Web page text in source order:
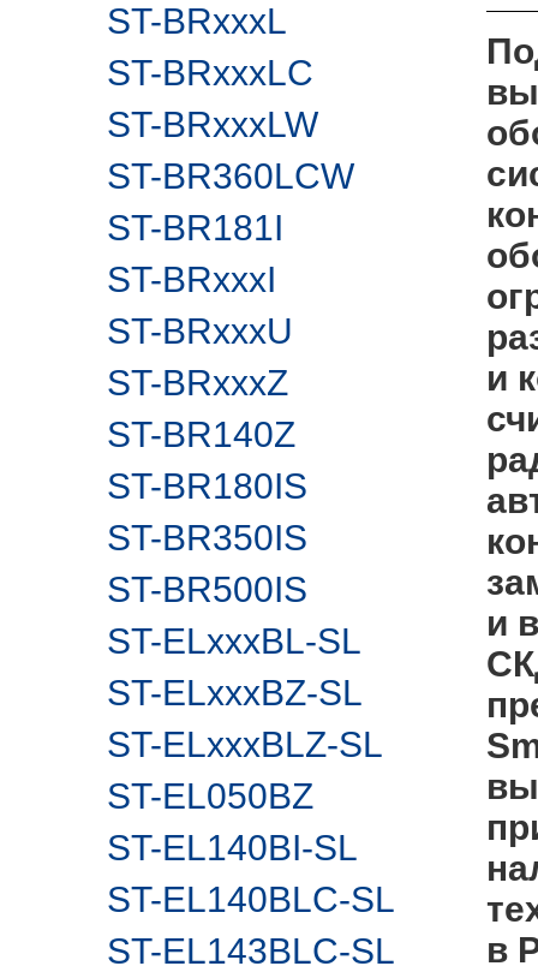
ST-BRxxxL
ST-BRxxxLC
ST-BRxxxLW
ST-BR360LCW
ST-BR181I
ST-BRxxxI
ST-BRxxxU
ST-BRxxxZ
ST-BR140Z
ST-BR180IS
ST-BR350IS
ST-BR500IS
ST-ELхххBL-SL
ST-ELхххBZ-SL
ST-ELхххBLZ-SL
ST-EL050BZ
ST-EL140BI-SL
ST-EL140BLC-SL
ST-EL143BLC-SL
и
и
в